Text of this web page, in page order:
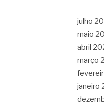
julho
maio
abril
março
janeiro